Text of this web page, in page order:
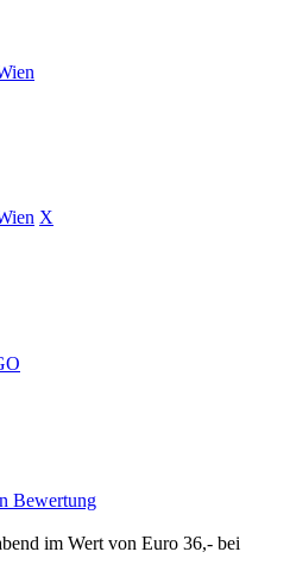
X
Bewertung
im Wert von Euro 36,- bei